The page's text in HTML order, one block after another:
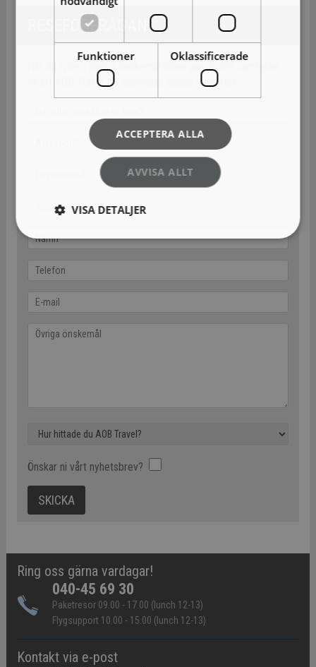
RESEFÖRFRÅGAN
När du fyller i Övriga önskemål rutan ger du ditt samtycke
till att AOB Travel AB behandlar dessa uppgifter.
Önskar ni vårt nyhetsbrev?
Ring oss gärna vardagar!
040-45 69 30
Paketresor 09.00 - 17.00 (lunch 12-13)
Flygsupport 10.00 - 15.00 (lunch 12-13)
Kontakt via e-post
Funktioner Oklassificerade
ACCEPTERA ALLA
AVVISA ALLT
VISA DETALJER